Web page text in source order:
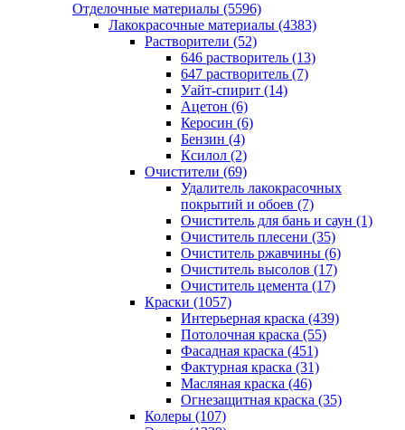
Отделочные материалы (5596)
Лакокрасочные материалы (4383)
Растворители (52)
646 растворитель (13)
647 растворитель (7)
Уайт-спирит (14)
Ацетон (6)
Керосин (6)
Бензин (4)
Ксилол (2)
Очистители (69)
Удалитель лакокрасочных
покрытий и обоев (7)
Очиститель для бань и саун (1)
Очиститель плесени (35)
Очиститель ржавчины (6)
Очиститель высолов (17)
Очиститель цемента (17)
Краски (1057)
Интерьерная краска (439)
Потолочная краска (55)
Фасадная краска (451)
Фактурная краска (31)
Масляная краска (46)
Огнезащитная краска (35)
Колеры (107)